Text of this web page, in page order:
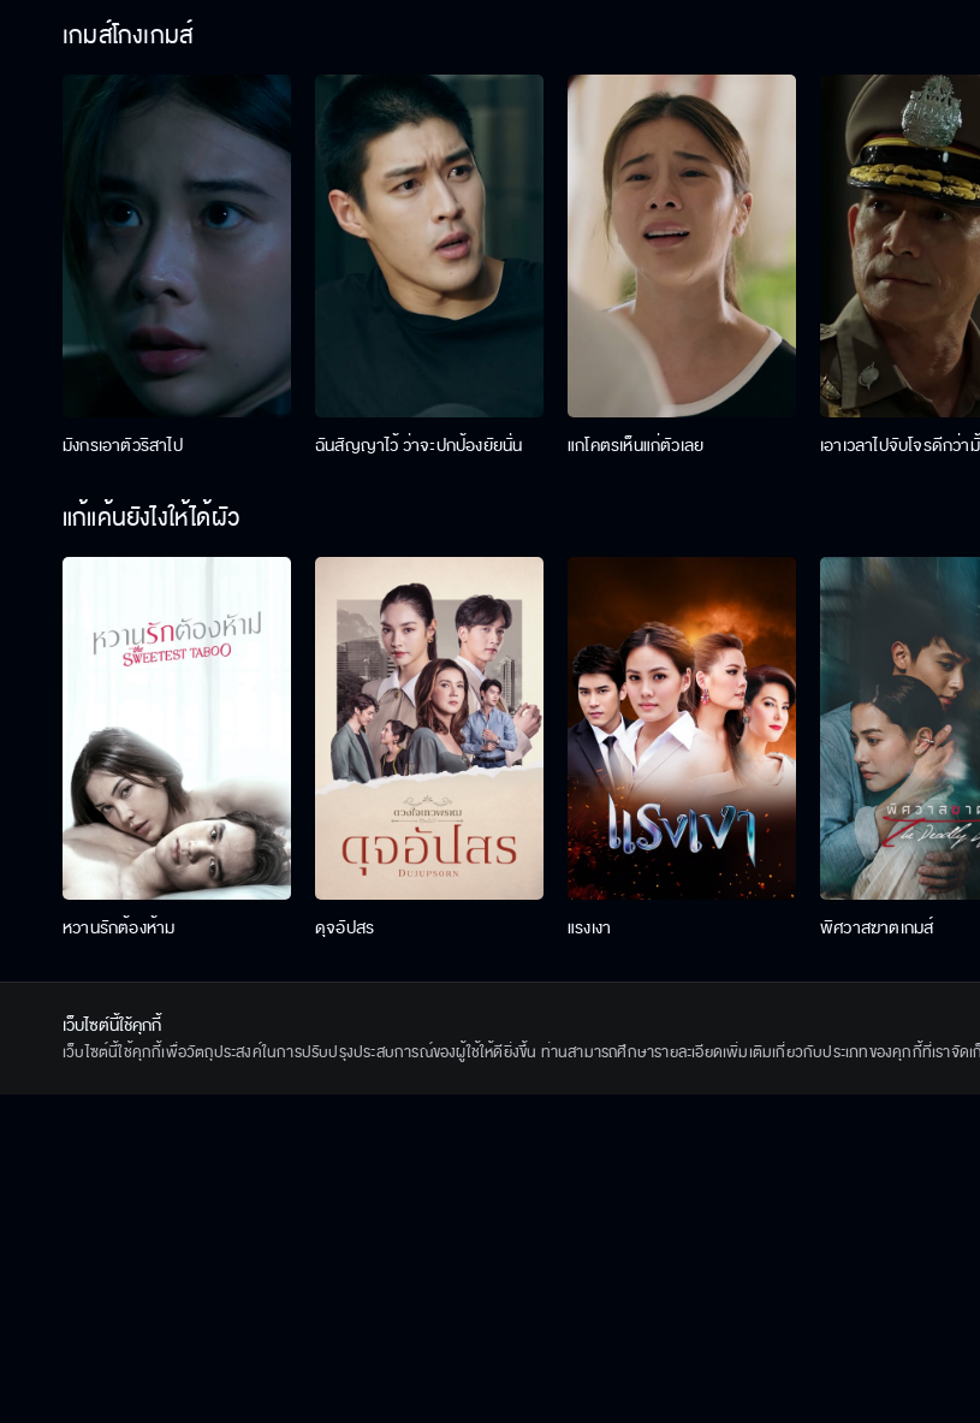
เกมส์โกงเกมส์
มังกรเอาตัวริสาไป ฉันสัญญาไว้ ว่าจะปกป้องยัยนั่น แกโคตรเห็นแก่ตัวเลย เอาเวลาไปจับโจรดีกว่า
แก้แค้นยังไงให้ได้ผัว
หวานรักต้องห้าม ดุจอัปสร แรงเงา พิศวาสฆาตเกมส์
เว็บไซต์นี้ใช้คุกกี้
เว็บไซต์นี้ใช้คุกกี้เพื่อวัตถุประสงค์ในการปรับปรุงประสบการณ์ของผู้ใช้ให้ดียิ่งขึ้น ท่านสามารถศึกษารายละเอียดเพิ่มเติมเกี่ยวกับประเภทของคุกกี้ที่เราจัด